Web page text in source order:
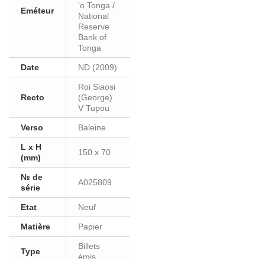
Eméteur
'o Tonga /
National
Reserve
Bank of
Tonga
Date ND (2009)
Recto
Roi Siaosi
(George)
V Tupou
Verso Baleine
L x H
(mm)
150 x 70
№ de
série
A025809
Etat Neuf
Matière Papier
Type
Billets
émis